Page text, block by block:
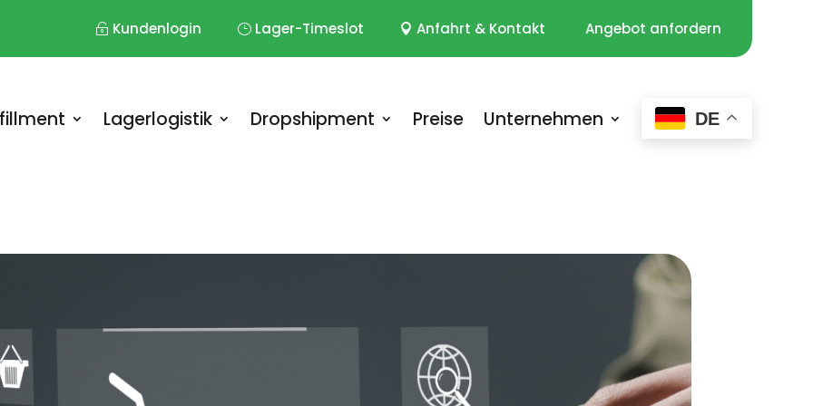
Kundenlogin Lager-Timeslot Anfahrt & Kontakt Angebot anfordern
Lagerlogistik Dropshipment Preise Unternehmen DE